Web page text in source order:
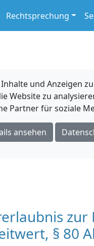
Rechtsprechung
und Anzeigen
Website zu
Partner für soziale
ansehen
§ 80